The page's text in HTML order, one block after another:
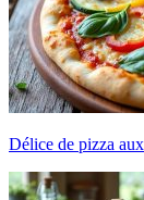
Délice de pizza